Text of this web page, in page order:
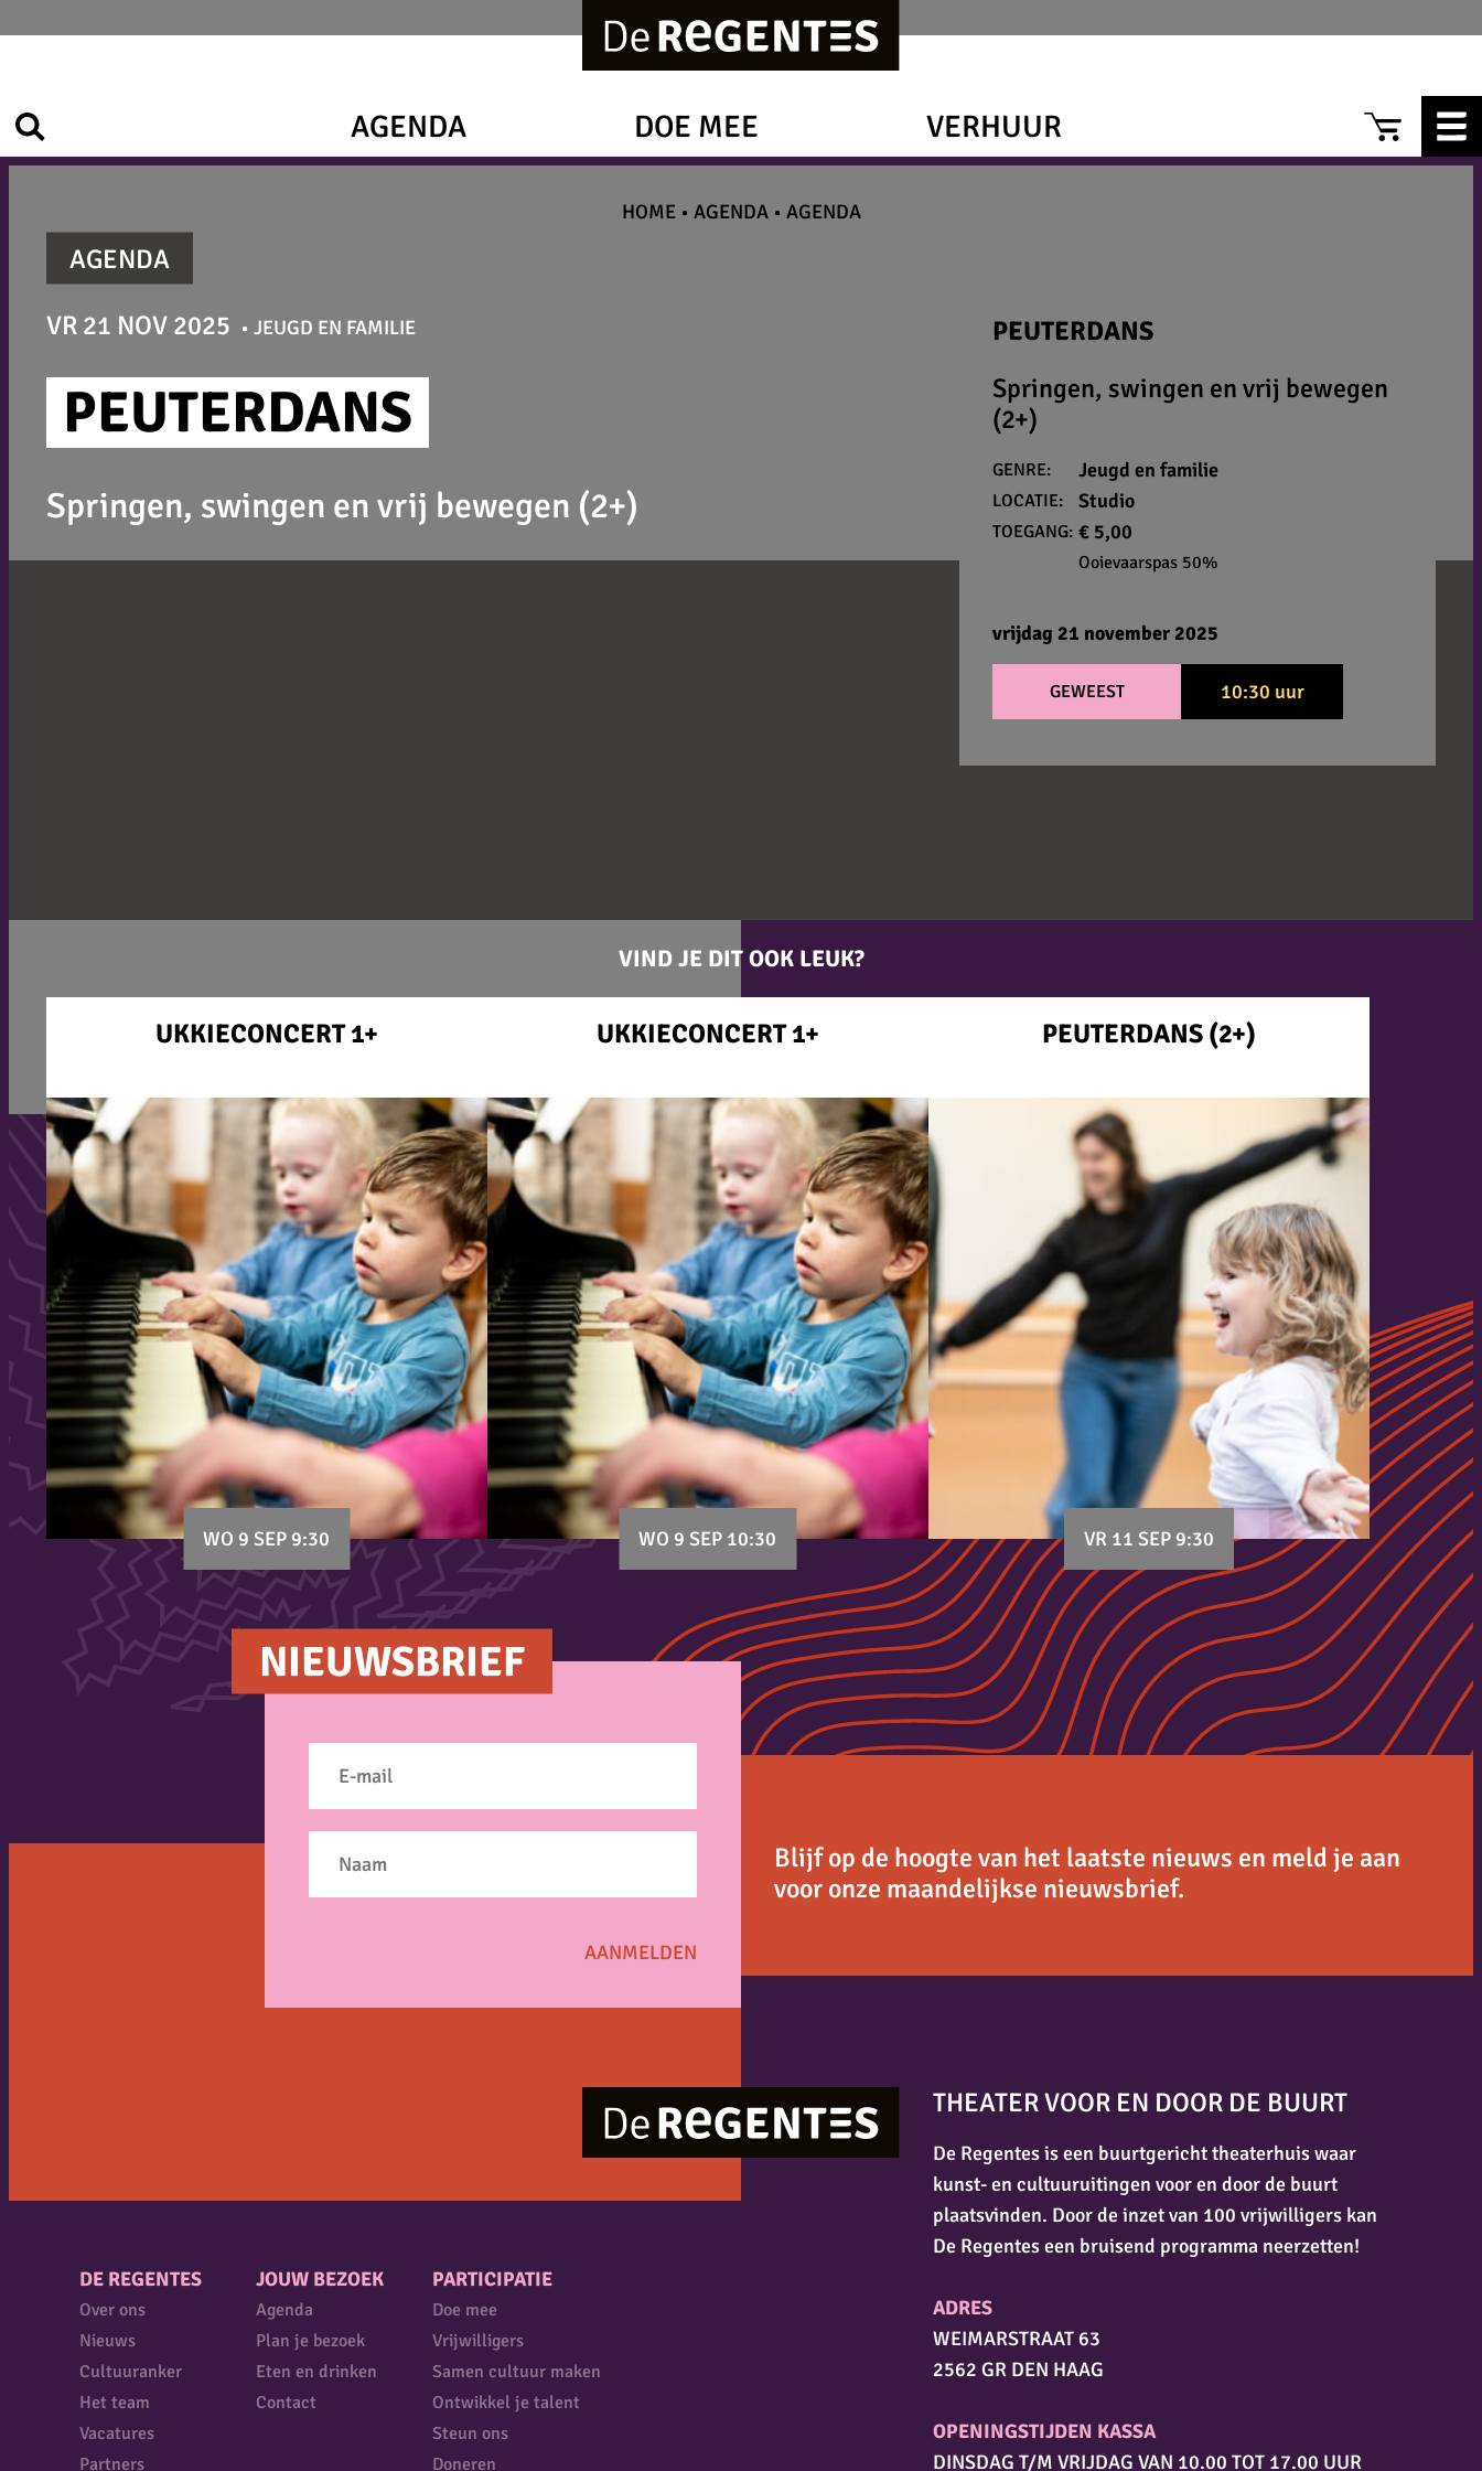
inhoud
AGENDA DOE MEE VERHUUR
HOME• AGENDA• AGENDA
AGENDA
VR 21 NOV 2025 JEUGD EN FAMILIE
PEUTERDANS
Springen, swingen en vrij bewegen (2+)
PEUTERDANS
Springen, swingen en vrij bewegen
(2+)
GENRE: Jeugd en familie
LOCATIE: Studio
TOEGANG: € 5,00
Ooievaarspas 50%
vrijdag 21 november 2025
GEWEEST 10:30 uur
VIND JE DIT OOK LEUK?
UKKIECONCERT 1+
WO 9 SEP 9:30
UKKIECONCERT 1+
WO 9 SEP 10:30
PEUTERDANS (2+)
VR 11 SEP 9:30
NIEUWSBRIEF
Blijf op de hoogte van het laatste nieuws en meld je aan
voor onze maandelijkse nieuwsbrief.
DE REGENTES
Over ons
Nieuws
Cultuuranker
Het team
Vacatures
Partners
JOUW BEZOEK
Agenda
Plan je bezoek
Eten en drinken
Contact
PARTICIPATIE
Doe mee
Vrijwilligers
Samen cultuur maken
Ontwikkel je talent
Steun ons
Doneren
THEATER VOOR EN DOOR DE BUURT
De Regentes is een buurtgericht theaterhuis waar
kunst- en cultuuruitingen voor en door de buurt
plaatsvinden. Door de inzet van 100 vrijwilligers kan
De Regentes een bruisend programma neerzetten!
ADRES
WEIMARSTRAAT 63
2562 GR DEN HAAG
OPENINGSTIJDEN KASSA
DINSDAG T/M VRIJDAG VAN 10.00 TOT 17.00 UUR